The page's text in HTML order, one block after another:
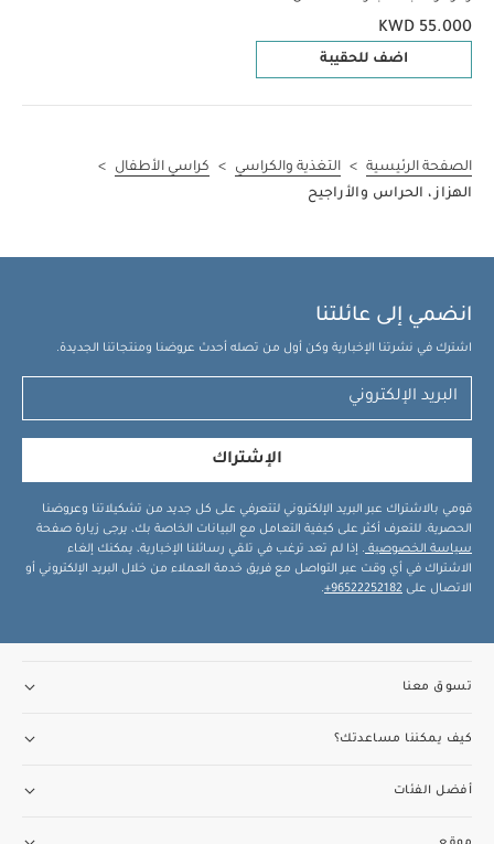
إنفانتينو
KWD 55.000
اضف للحقيبة
الصفحة الرئيسية > التغذية والكراسي > كراسي الأطفال
>
الهزاز ، الحراس والأراجيح
انضمي إلى عائلتنا
اشترك في نشرتنا الإخبارية وكن أول من تصله أحدث عروضنا ومنتجاتنا الجديدة.
الإشتراك
قومي بالاشتراك عبر البريد الإلكتروني لتتعرفي على كل جديد من تشكيلاتنا وعروضنا
الحصرية. للتعرف أكثر على كيفية التعامل مع البيانات الخاصة بك، يرجى زيارة صفحة
سياسة الخصوصية . إذا لم تعد ترغب في تلقي رسائلنا الإخبارية، يمكنك إلغاء
الاشتراك في أي وقت عبر التواصل مع فريق خدمة العملاء من خلال البريد الإلكتروني أو
الاتصال على 96522252182+
.
تسوق معنا
كيف يمكننا مساعدتك؟
أفضل الفئات